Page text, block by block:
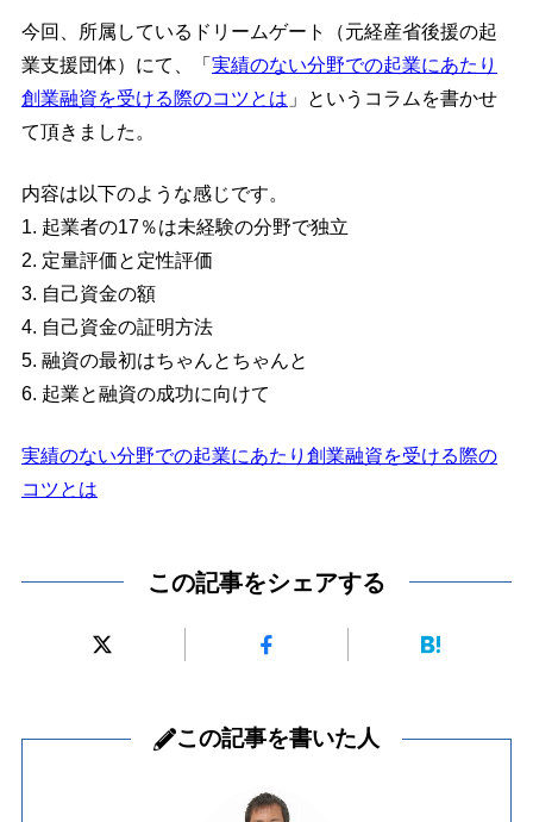
今回、所属しているドリームゲート（元経産省後援の起
業支援団体）にて、「 実績のない分野での起業にあたり
創業融資を受ける際のコツとは 」というコラムを書かせ
て頂きました。
内容は以下のような感じです。
1. 起業者の17％は未経験の分野で独立
2. 定量評価と定性評価
3. 自己資金の額
4. 自己資金の証明方法
5. 融資の最初はちゃんとちゃんと
6. 起業と融資の成功に向けて
実績のない分野での起業にあたり創業融資を受ける際の
コツとは
この記事をシェアする
この記事を書いた人